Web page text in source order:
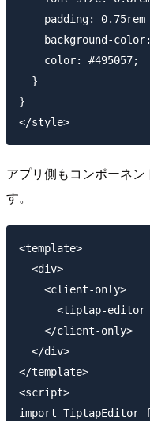
padding: 0.75rem
background-
    color: #495057;
  }
}
アプリ側もコンポーネ
す。
<template>
  <div>
    <client-only>
<tiptap-editor
    </client-only>
  </div>
</template>
<script>
import TiptapEditor